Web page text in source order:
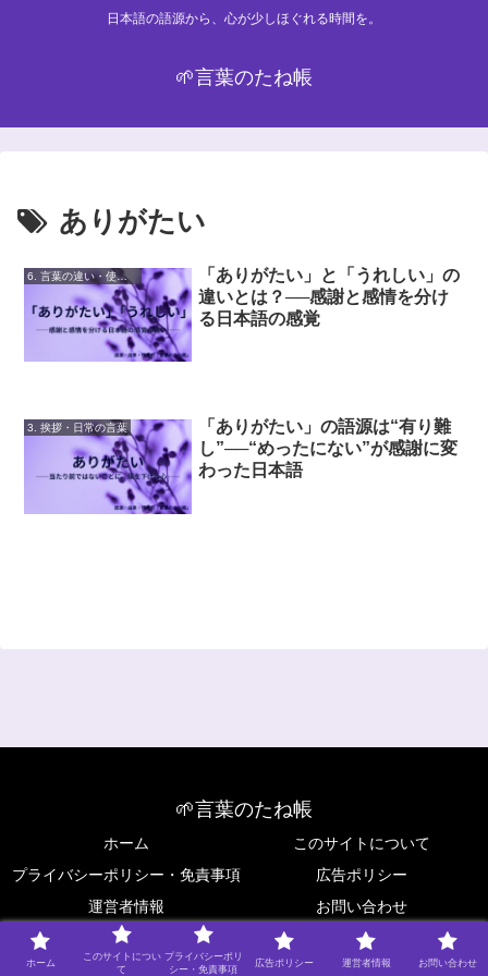
日本語の語源から、心が少しほぐれる時間を。
🌱言葉のたね帳
ありがたい
6. 言葉の違い・使い分け
「ありがたい」と「うれしい」の
違いとは？──感謝と感情を分け
る日本語の感覚
3. 挨拶・日常の言葉
「ありがたい」の語源は“有り難
し”──“めったにない”が感謝に変
わった日本語
🌱言葉のたね帳
ホーム
このサイトについて
プライバシーポリシー・免責事項
広告ポリシー
運営者情報
お問い合わせ
Copyright © 2025 🌱言葉のたね帳 All Rights Reserved.
ホーム
このサイトについ
て
プライバシーポリ
シー・免責事項
広告ポリシー 運営者情報 お問い合わせ